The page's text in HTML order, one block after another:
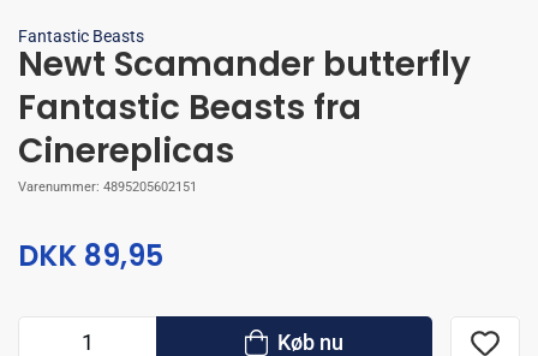
Fantastic Beasts
Newt Scamander butterfly
Fantastic Beasts fra
Cinereplicas
Varenummer: 4895205602151
DKK 89,95
Køb nu